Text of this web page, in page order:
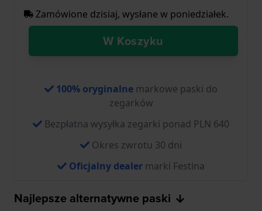
Zamówione dzisiaj, wysłane w poniedziałek.
W Koszyku
100% oryginalne markowe paski do
zegarków
Bezpłatna wysyłka zegarki ponad PLN 640
Okres zwrotu 30 dni
Oficjalny dealer marki Festina
Najlepsze alternatywne paski